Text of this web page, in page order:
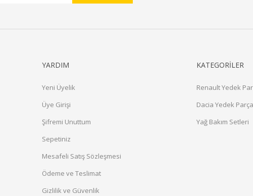
YARDIM
Yeni Üyelik
Üye Girişi
Şifremi Unuttum
Sepetiniz
Mesafeli Satış Sözleşmesi
Ödeme ve Teslimat
Gizlilik ve Güvenlik
KATEGORİLER
Renault Yedek
Dacia Yedek Parça
Yağ Bakım Setleri